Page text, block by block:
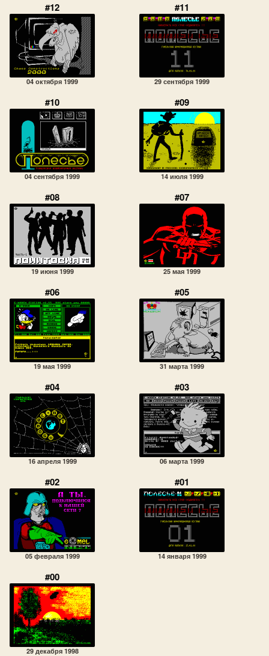
#12
04 октября 1999
#11
29 сентября 1999
#10
04 сентября 1999
#09
14 июля 1999
#08
19 июня 1999
#07
25 мая 1999
#06
19 мая 1999
#05
31 марта 1999
#04
16 апреля 1999
#03
06 марта 1999
#02
05 февраля 1999
#01
14 января 1999
#00
29 декабря 1998